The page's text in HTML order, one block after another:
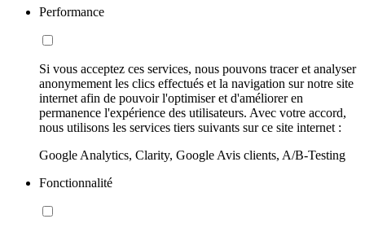
Performance
Si vous acceptez ces services, nous pouvons tracer et analyser
anonymement les clics effectués et la navigation sur notre site
internet afin de pouvoir l'optimiser et d'améliorer en
permanence l'expérience des utilisateurs. Avec votre accord,
nous utilisons les services tiers suivants sur ce site internet :
Google Analytics, Clarity, Google Avis clients, A/B-Testing
Fonctionnalité